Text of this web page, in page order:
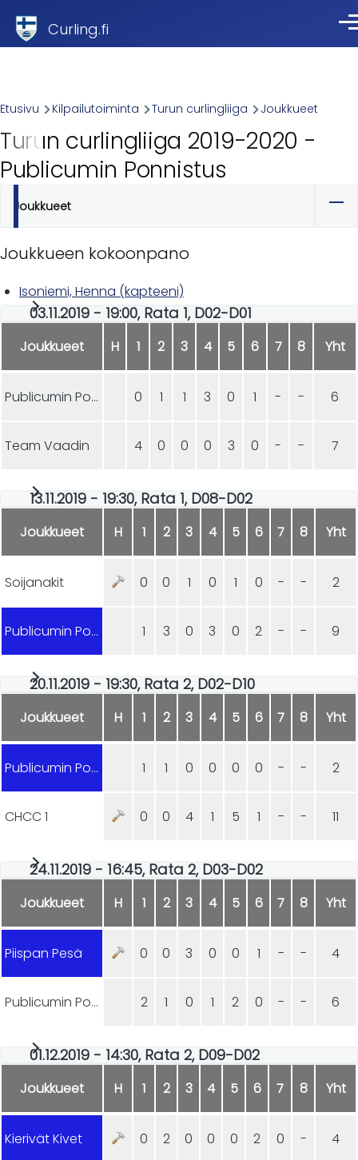
Curling.fi
Breadcrumb
Etusivu Kilpailutoiminta Turun curlingliiga Joukkueet
Turun curlingliiga 2019-2020 -
Publicumin Ponnistus
Ensisijaiset
välilehdet
Joukkueet
Joukkueen kokoonpano
Isoniemi, Henna (kapteeni)
03.11.2019 - 19:00, Rata 1, D02-D01
Joukkueet H 1 2 3 4 5 6 7 8 Yht
Publicumin Ponnistus 0 1 1 3 0 1 - - 6
Team Vaadin 4 0 0 0 3 0 - - 7
13.11.2019 - 19:30, Rata 1, D08-D02
Joukkueet H 1 2 3 4 5 6 7 8 Yht
Soijanakit 0 0 1 0 1 0 - - 2
Publicumin Ponnistus 1 3 0 3 0 2 - - 9
20.11.2019 - 19:30, Rata 2, D02-D10
Joukkueet H 1 2 3 4 5 6 7 8 Yht
Publicumin Ponnistus 1 1 0 0 0 0 - - 2
CHCC 1 0 0 4 1 5 1 - - 11
24.11.2019 - 16:45, Rata 2, D03-D02
Joukkueet H 1 2 3 4 5 6 7 8 Yht
Piispan Pesä 0 0 3 0 0 1 - - 4
Publicumin Ponnistus 2 1 0 1 2 0 - - 6
01.12.2019 - 14:30, Rata 2, D09-D02
Joukkueet H 1 2 3 4 5 6 7 8 Yht
Kierivät Kivet 0 2 0 0 0 2 0 - 4